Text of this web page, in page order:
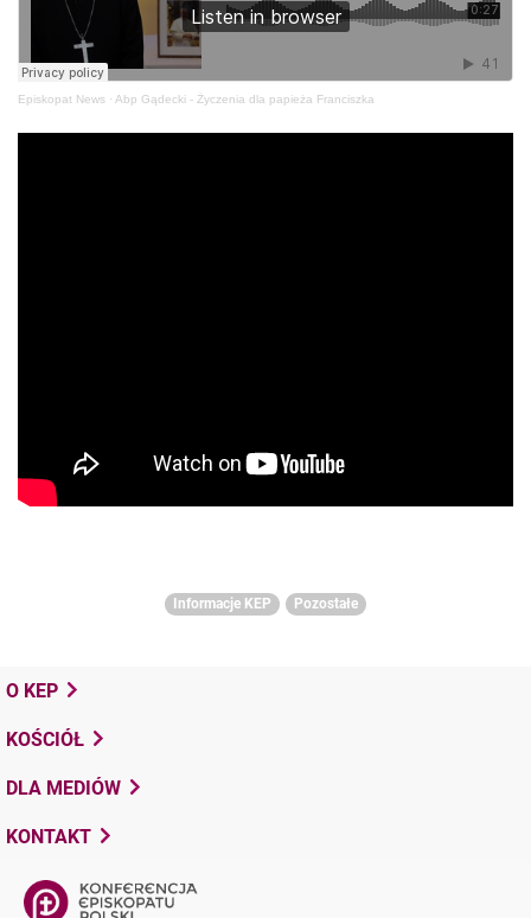
Episkopat News · Abp Gądecki - Życzenia dla papieża Franciszka
Informacje KEP Pozostałe
O KEP
KOŚCIÓŁ
DLA MEDIÓW
KONTAKT